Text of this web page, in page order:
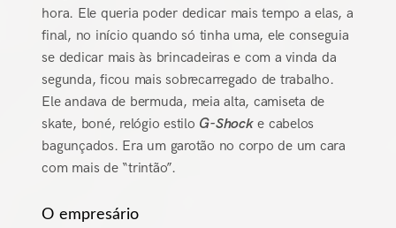
hora. Ele queria poder dedicar mais tempo a elas, a
final, no início quando só tinha uma, ele conseguia
se dedicar mais às brincadeiras e com a vinda da
segunda, ficou mais sobrecarregado de trabalho.
Ele andava de bermuda, meia alta, camiseta de
skate, boné, relógio estilo G-Shocke cabelos
bagunçados. Era um garotão no corpo de um cara
com mais de “trintão”.
O empresário